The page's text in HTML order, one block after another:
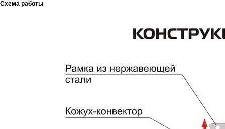
Схема работы